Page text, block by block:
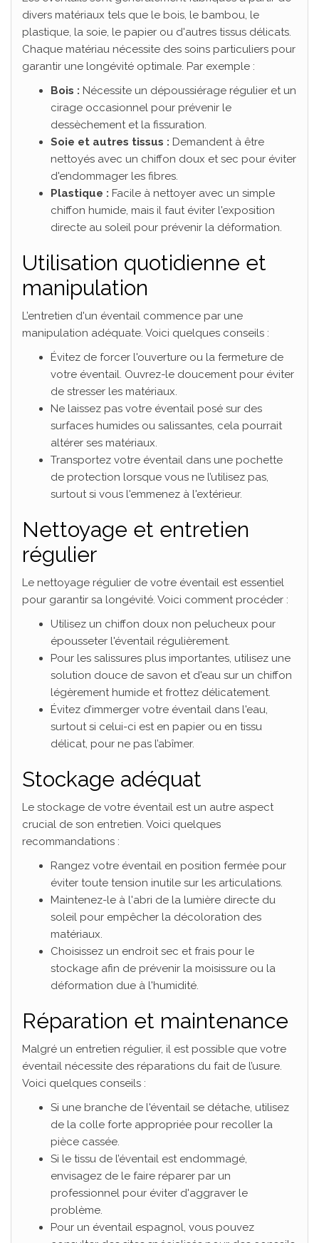
divers matériaux tels que le bois, le bambou, le
plastique, la soie, le papier ou d'autres tissus délicats.
Chaque matériau nécessite des soins particuliers pour
garantir une longévité optimale. Par exemple :
Bois : Nécessite un dépoussiérage régulier et un
cirage occasionnel pour prévenir le
dessèchement et la fissuration.
Soie et autres tissus : Demandent à être
nettoyés avec un chiffon doux et sec pour éviter
d'endommager les fibres.
Plastique : Facile à nettoyer avec un simple
chiffon humide, mais il faut éviter l'exposition
directe au soleil pour prévenir la déformation.
Utilisation quotidienne et
manipulation
L’entretien d'un éventail commence par une
manipulation adéquate. Voici quelques conseils :
Évitez de forcer l'ouverture ou la fermeture de
votre éventail. Ouvrez-le doucement pour éviter
de stresser les matériaux.
Ne laissez pas votre éventail posé sur des
surfaces humides ou salissantes, cela pourrait
altérer ses matériaux.
Transportez votre éventail dans une pochette
de protection lorsque vous ne l’utilisez pas,
surtout si vous l'emmenez à l'extérieur.
Nettoyage et entretien
régulier
Le nettoyage régulier de votre éventail est essentiel
pour garantir sa longévité. Voici comment procéder :
Utilisez un chiffon doux non pelucheux pour
épousseter l'éventail régulièrement.
Pour les salissures plus importantes, utilisez une
solution douce de savon et d'eau sur un chiffon
légèrement humide et frottez délicatement.
Évitez d’immerger votre éventail dans l'eau,
surtout si celui-ci est en papier ou en tissu
délicat, pour ne pas l’abîmer.
Stockage adéquat
Le stockage de votre éventail est un autre aspect
crucial de son entretien. Voici quelques
recommandations :
Rangez votre éventail en position fermée pour
éviter toute tension inutile sur les articulations.
Maintenez-le à l'abri de la lumière directe du
soleil pour empêcher la décoloration des
matériaux.
Choisissez un endroit sec et frais pour le
stockage afin de prévenir la moisissure ou la
déformation due à l'humidité.
Réparation et maintenance
Malgré un entretien régulier, il est possible que votre
éventail nécessite des réparations du fait de l’usure.
Voici quelques conseils :
Si une branche de l'éventail se détache, utilisez
de la colle forte appropriée pour recoller la
pièce cassée.
Si le tissu de l’éventail est endommagé,
envisagez de le faire réparer par un
professionnel pour éviter d'aggraver le
problème.
Pour un éventail espagnol, vous pouvez